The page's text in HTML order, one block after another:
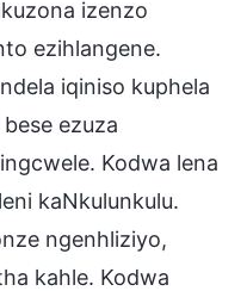
izenzo
ezihlangene.
iqiniso kuphela
ezuza
Kodwa lena
kaNkulunkulu.
ngenhliziyo,
kahle. Kodwa